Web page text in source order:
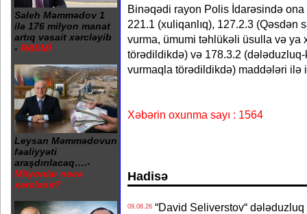
Saleh Məmmədov 1
ilə 176 milyon manat
artıq vəsait xərcləyib
- RƏSMİ
Leysan Məmmədovun
fəaliyyəti
araşdırılacaq….-
Milyonlar necə
xərclənir?
Binəqədi rayon Polis İdarəsində
221.1 (xuliqanlıq), 127.2.3 (Qəsdən
vurma, ümumi təhlükəli üsulla və ya
törədildikdə) və 178.3.2
vurmaqla törədildikdə) maddələri ilə
Xəbərin oxunma sayı : 1564
Hadisə
09.08.26“David Seliverstov“